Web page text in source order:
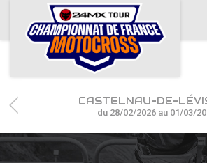
ACCUEIL
ACTUS
CALENDRIER
RÉSULTATS
PHOTOS / WEB TV
CASTELNAU-DE-
du 28/02/2026 au 01/03/